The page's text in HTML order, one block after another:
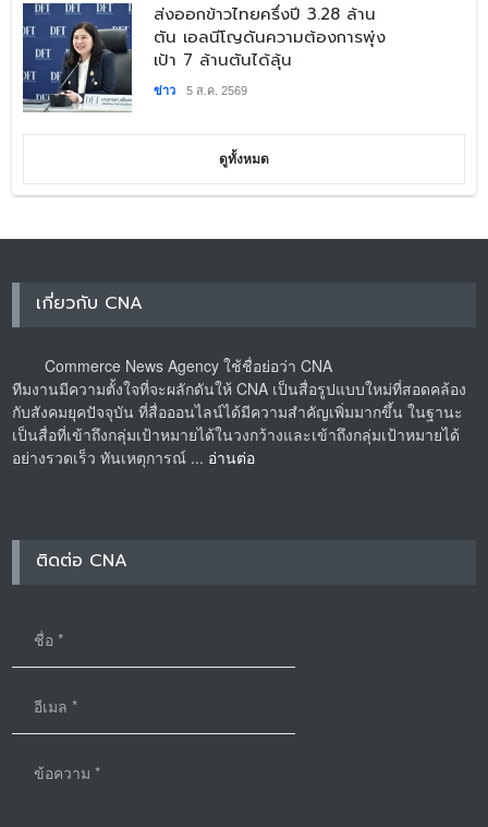
​ส่งออกข้าวไทยครึ่งปี 3.28 ล้าน
ตัน เอลนีโญดันความต้องการพุ่ง
เป้า 7 ล้านตันได้ลุ้น
ข่าว 5 ส.ค. 2569
ดูทั้งหมด
เกี่ยวกับ CNA
Commerce News Agency ใช้ชื่อย่อว่า CNA
ทีมงานมีความตั้งใจที่จะผลักดันให้ CNA เป็นสื่อรูปแบบใหม่ที่สอดคล้อง
กับสังคมยุคปัจจุบัน ที่สื่อออนไลน์ได้มีความสำคัญเพิ่มมากขึ้น ในฐานะ
เป็นสื่อที่เข้าถึงกลุ่มเป้าหมายได้ในวงกว้างและเข้าถึงกลุ่มเป้าหมายได้
อย่างรวดเร็ว ทันเหตุการณ์ ... อ่านต่อ
ติดต่อ CNA